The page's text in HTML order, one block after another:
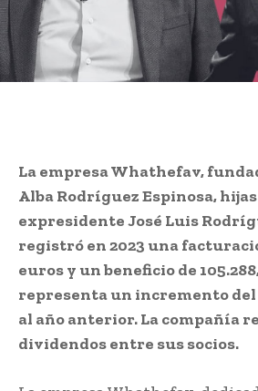
La empresa Whathefav,
Alba Rodríguez Espinosa,
expresidente José Luis
registró en 2023 una
euros y un beneficio de
representa un incremento del
al año anterior. La compañía
dividendos entre sus socios.